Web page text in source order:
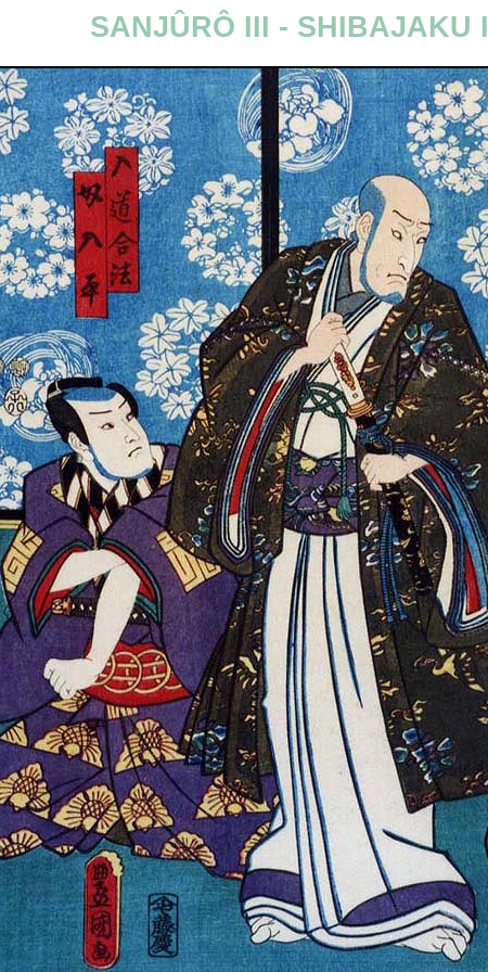
SANJÛRÔ III - SHIBAJAKU I